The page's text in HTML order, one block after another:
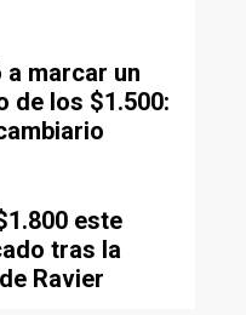
marcar un
de los $1.500:
este
tras la
Ravier